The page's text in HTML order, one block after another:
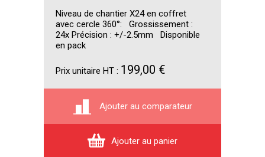
Niveau de chantier X24 en coffret
avec cercle 360°: Grossissement :
24x Précision : +/-2.5mm Disponible
en pack
Prix unitaire HT : 199,00 €
Ajouter au comparateur
Ajouter au panier